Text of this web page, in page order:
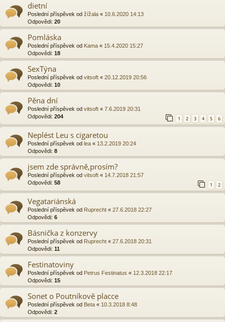
dietní
Poslední příspěvek od žížala « 10.6.2020 14:13
Odpovědi: 20
Pomláska
Poslední příspěvek od Kama « 15.4.2020 15:27
Odpovědi: 18
SexTýna
Poslední příspěvek od vitsoft « 20.12.2019 20:56
Odpovědi: 10
Pěna dní
Poslední příspěvek od vitsoft « 7.6.2019 20:31
Odpovědi: 204 1 2 3 4 5 6
Neplést Leu s cigaretou
Poslední příspěvek od lea « 13.2.2019 20:24
Odpovědi: 8
jsem zde správně,prosím?
Poslední příspěvek od vitsoft « 14.7.2018 21:57
Odpovědi: 58 1 2
Vegatariánská
Poslední příspěvek od Ruprecht « 27.6.2018 22:27
Odpovědi: 6
Básnička z konzervy
Poslední příspěvek od Ruprecht « 27.6.2018 20:31
Odpovědi: 11
Festinatoviny
Poslední příspěvek od Petrus Festinatus « 12.3.2018 22:17
Odpovědi: 15
Sonet o Poutníkově placce
Poslední příspěvek od Beta « 10.3.2018 8:48
Odpovědi: 2